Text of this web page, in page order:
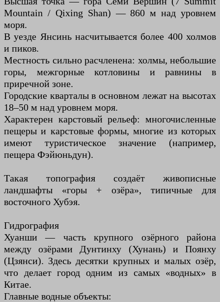
Mountain / Qixing Shan) — 860 м над уровнем
моря.
В уезде Янсинь насчитывается более 400 холмов
и пиков.
Местность сильно расчленена: холмы, небольшие
горы, межгорные котловины и равнины в
приречной зоне.
Городские кварталы в основном лежат на высотах
18–50 м над уровнем моря.
Характерен карстовый рельеф: многочисленные
пещеры и карстовые формы, многие из которых
имеют туристическое значение (например,
пещера Фэйюньдун).
Такая топография создаёт живописные
ландшафты «горы + озёра», типичные для
восточного Хубэя.
Гидрография
Хуанши — часть крупного озёрного района
между озёрами Дунтинху (Хунань) и Поянху
(Цзянси). Здесь десятки крупных и малых озёр,
что делает город одним из самых «водных» в
Китае.
Главные водные объекты: